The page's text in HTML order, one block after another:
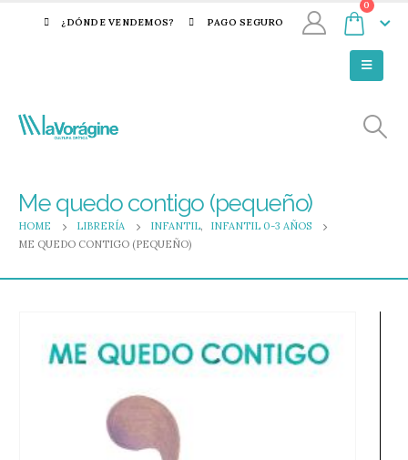
¿DÓNDE VENDEMOS? PAGO SEGURO
0
Me quedo contigo (pequeño)
HOME LIBRERÍA INFANTIL,
INFANTIL 0-3 AÑOS
ME QUEDO CONTIGO (PEQUEÑO)